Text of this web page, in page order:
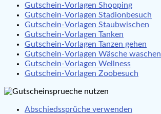
Gutschein-Vorlagen Shopping
Gutschein-Vorlagen Stadionbesuch
Gutschein-Vorlagen Staubwischen
Gutschein-Vorlagen Tanken
Gutschein-Vorlagen Tanzen gehen
Gutschein-Vorlagen Wäsche waschen
Gutschein-Vorlagen Wellness
Gutschein-Vorlagen Zoobesuch
Abschiedssprüche verwenden